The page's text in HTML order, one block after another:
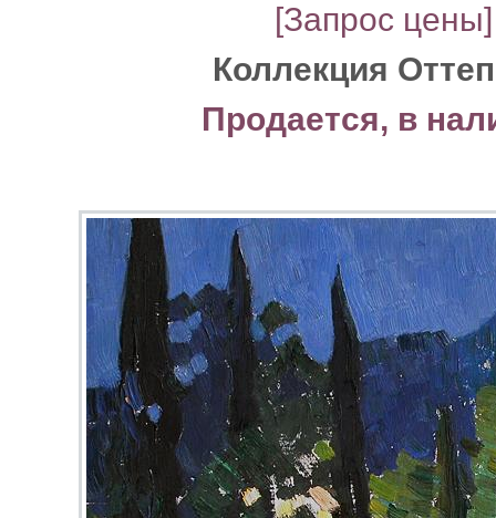
[Запрос цены]
Коллекция
Продается, в